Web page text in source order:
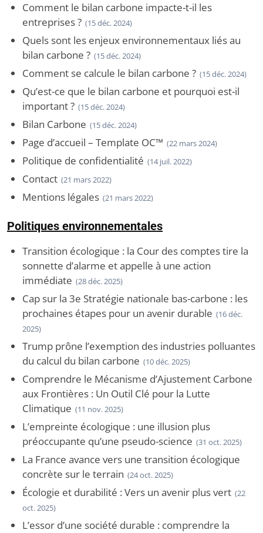
Comment le bilan carbone impacte-t-il les
entreprises ? (15 déc. 2024)
Quels sont les enjeux environnementaux liés au
bilan carbone ? (15 déc. 2024)
Comment se calcule le bilan carbone ? (15 déc. 2024)
Qu’est-ce que le bilan carbone et pourquoi est-il
important ? (15 déc. 2024)
Bilan Carbone (15 déc. 2024)
Page d’accueil – Template OC™ (22 mars 2024)
Politique de confidentialité (14 juil. 2022)
Contact (21 mars 2022)
Mentions légales (21 mars 2022)
Politiques environnementales
Transition écologique : la Cour des comptes tire la
sonnette d’alarme et appelle à une action
immédiate (28 déc. 2025)
Cap sur la 3e Stratégie nationale bas-carbone : les
prochaines étapes pour un avenir durable (16 déc.
2025)
Trump prône l’exemption des industries polluantes
du calcul du bilan carbone (10 déc. 2025)
Comprendre le Mécanisme d’Ajustement Carbone
aux Frontières : Un Outil Clé pour la Lutte
Climatique (11 nov. 2025)
L’empreinte écologique : une illusion plus
préoccupante qu’une pseudo-science (31 oct. 2025)
La France avance vers une transition écologique
concrète sur le terrain (24 oct. 2025)
Écologie et durabilité : Vers un avenir plus vert (22
oct. 2025)
L’essor d’une société durable : comprendre la